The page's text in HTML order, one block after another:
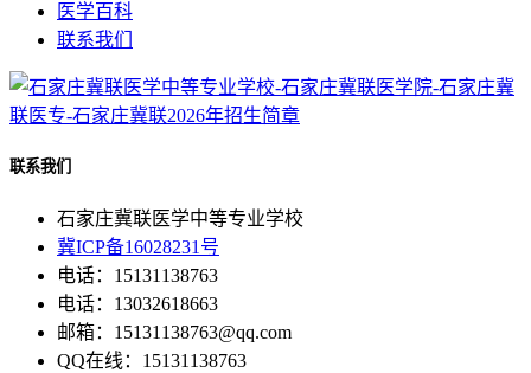
医学百科
联系我们
联系我们
石家庄冀联医学中等专业学校
冀ICP备16028231号
电话：15131138763
电话：13032618663
邮箱：15131138763@qq.com
QQ在线：15131138763